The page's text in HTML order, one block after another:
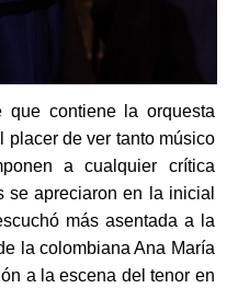
contiene la orquesta
placer de ver tanto músico
a cualquier crítica
se apreciaron en la inicial
más asentada a la
la colombiana Ana María
a la escena del tenor en